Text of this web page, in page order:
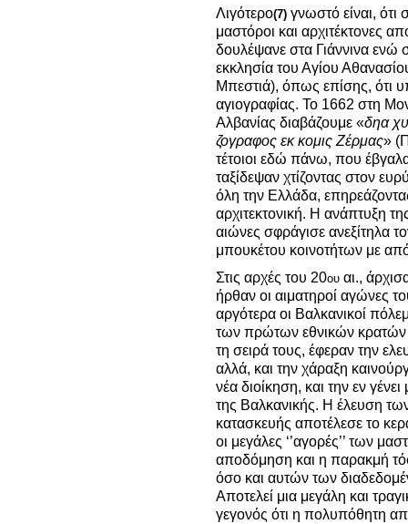
Λιγότερο(7) γνωστό είναι, ότι
μαστόροι και αρχιτέκτονες
δουλέψανε στα Γιάννινα ενώ
εκκλησία του Αγίου
Μπεστιά), όπως επίσης, ότι
αγιογραφίας. Το 1662 στη
Αλβανίας διαβάζουμε «δηα
ζογραφος εκ κομις Ζέρμας»
τέτοιοι εδώ πάνω, που
ταξίδεψαν χτίζοντας στον
όλη την Ελλάδα,
αρχιτεκτονική. Η ανάπτυξη
αιώνες σφράγισε ανεξίτηλα
μπουκέτου κοινοτήτων με
Στις αρχές του 20ου αι.,
ήρθαν οι αιματηροί αγώνες
αργότερα οι Βαλκανικοί
των πρώτων εθνικών κρατών
τη σειρά τους, έφεραν την
αλλά, και την χάραξη
νέα διοίκηση, και την εν
της Βαλκανικής. Η έλευση
κατασκευής αποτέλεσε το
οι μεγάλες ‘’αγορές’’ των
αποδόμηση και η παρακμή
όσο και αυτών των
Αποτελεί μια μεγάλη και
γεγονός ότι η πολυπόθητη